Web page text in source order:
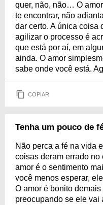
quer, não, não… O
te encontrar, não
dar certo. A única coisa
agilizar o processo é
que está por aí, em
ainda. O amor
sabe onde você está.
COPIAR
Tenha um pouco de
Não perca a fé na vida
coisas deram errado
amor é o sentimento
você menos esperar,
O amor é bonito
preocupando se ele vai